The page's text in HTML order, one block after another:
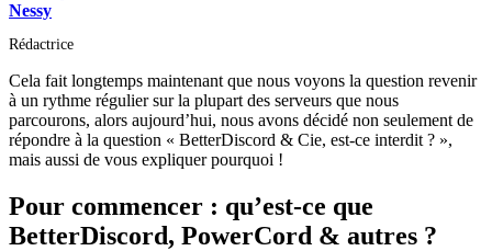
Nessy
Rédactrice
Cela fait longtemps maintenant que nous voyons la question revenir
à un rythme régulier sur la plupart des serveurs que nous
parcourons, alors aujourd’hui, nous avons décidé non seulement de
répondre à la question « BetterDiscord & Cie, est-ce interdit ? »,
mais aussi de vous expliquer pourquoi !
Pour commencer : qu’est-ce que
BetterDiscord, PowerCord & autres ?